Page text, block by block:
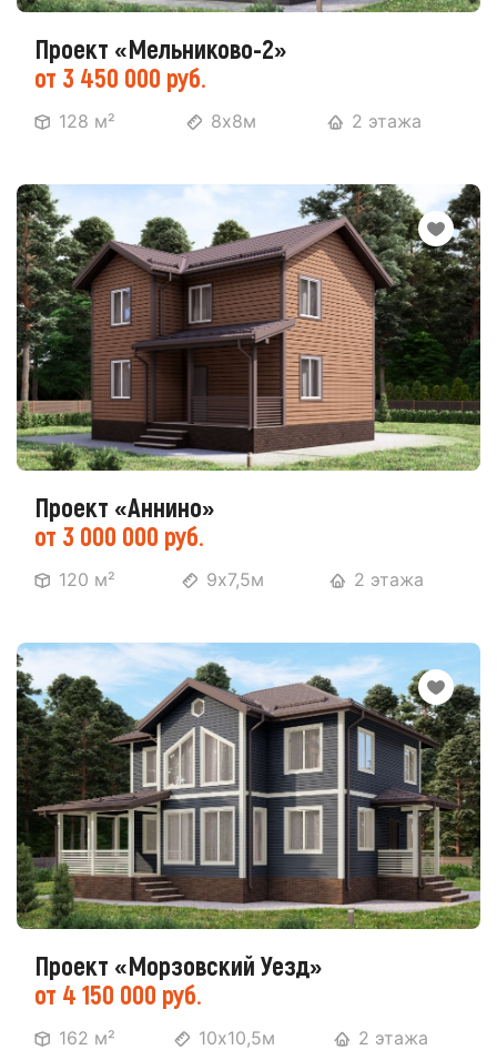
Проект «Мельниково-2»
от 3 450 000 руб.
128 м² 8х8м 2 этажа
Проект «Аннино»
от 3 000 000 руб.
120 м² 9х7,5м 2 этажа
Проект «Морзовский Уезд»
от 4 150 000 руб.
162 м² 10х10,5м 2 этажа